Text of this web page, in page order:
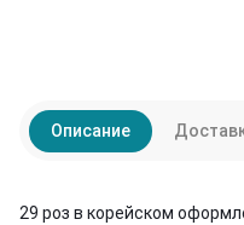
Описание
29 роз в корейском